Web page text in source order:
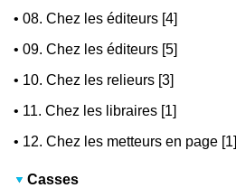
•08. Chez les éditeurs [4]
•09. Chez les éditeurs [5]
• 10. Chez les relieurs [3]
• 11. Chez les libraires [1]
• 12. Chez les metteurs en page [1]
Casses